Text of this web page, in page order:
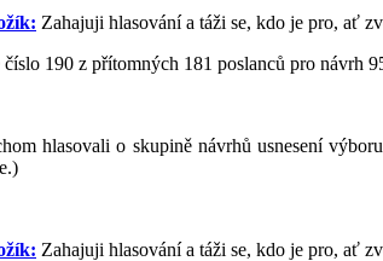
Zahajuji hlasování a táži se, kdo je pro, ať
190 z přítomných 181 poslanců pro návrh
hlasovali o skupině návrhů usnesení
Zahajuji hlasování a táži se, kdo je pro, ať